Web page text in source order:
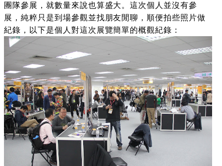
團隊參展，就數量來說也算盛大。這次個人並沒有參
展，純粹只是到場參觀並找朋友閒聊，順便拍些照片做
紀錄，以下是個人對這次展覽簡單的概觀紀錄：